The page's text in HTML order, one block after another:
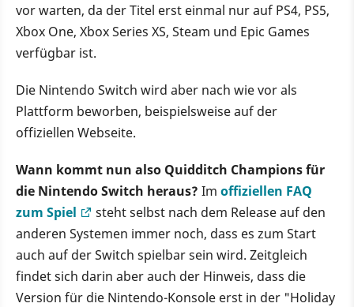
vor warten, da der Titel erst einmal nur auf PS4, PS5,
Xbox One, Xbox Series XS, Steam und Epic Games
verfügbar ist.
Die Nintendo Switch wird aber nach wie vor als
Plattform beworben, beispielsweise auf der
offiziellen Webseite.
Wann kommt nun also Quidditch Champions für
die Nintendo Switch heraus? Im offiziellen FAQ
zum Spiel
steht selbst nach dem Release auf den
anderen Systemen immer noch, dass es zum Start
auch auf der Switch spielbar sein wird. Zeitgleich
findet sich darin aber auch der Hinweis, dass die
Version für die Nintendo-Konsole erst in der "Holiday